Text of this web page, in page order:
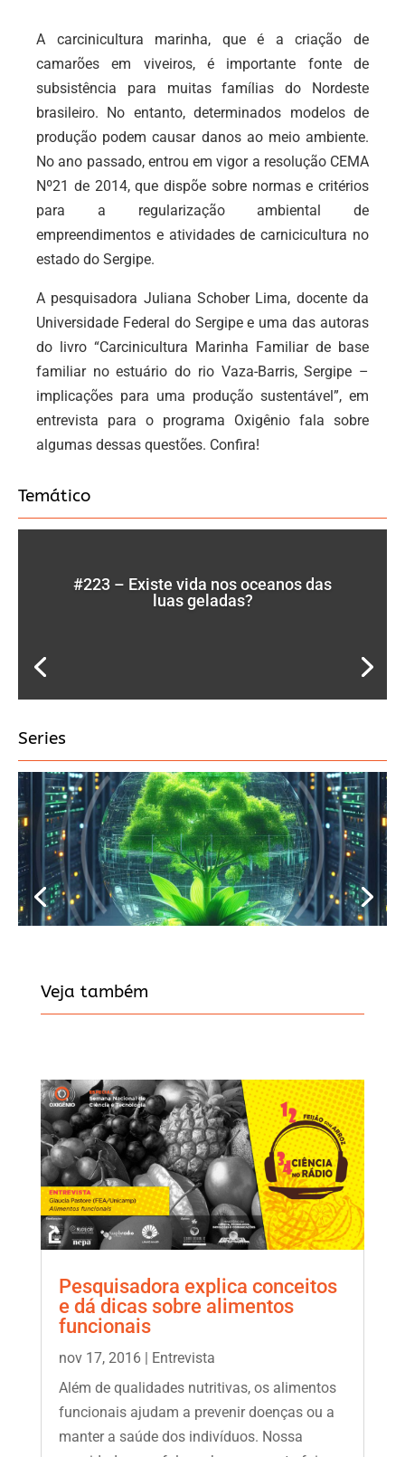
A carcinicultura marinha, que é a criação de
camarões em viveiros, é importante fonte de
subsistência para muitas famílias do Nordeste
brasileiro. No entanto, determinados modelos de
produção podem causar danos ao meio ambiente.
No ano passado, entrou em vigor a resolução CEMA
Nº21 de 2014, que dispõe sobre normas e critérios
para a regularização ambiental de
empreendimentos e atividades de carnicicultura no
estado do Sergipe.
A pesquisadora Juliana Schober Lima, docente da
Universidade Federal do Sergipe e uma das autoras
do livro “Carcinicultura Marinha Familiar de base
familiar no estuário do rio Vaza-Barris, Sergipe –
implicações para uma produção sustentável”, em
entrevista para o programa Oxigênio fala sobre
algumas dessas questões. Confira!
Temático
#223 – Existe vida nos oceanos das
luas geladas?
Series
Veja também
Pesquisadora explica conceitos
e dá dicas sobre alimentos
funcionais
nov 17, 2016| Entrevista
Além de qualidades nutritivas, os alimentos
funcionais ajudam a prevenir doenças ou a
manter a saúde dos indivíduos. Nossa